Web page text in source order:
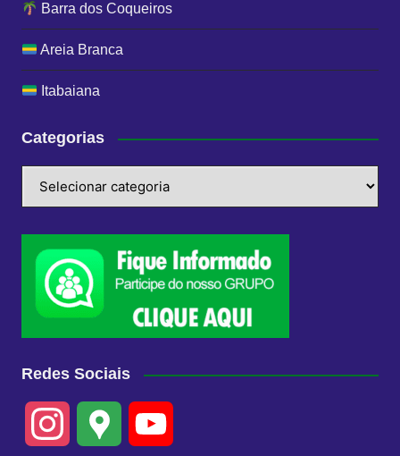
Barra dos Coqueiros
Areia Branca
Itabaiana
Categorias
Redes Sociais